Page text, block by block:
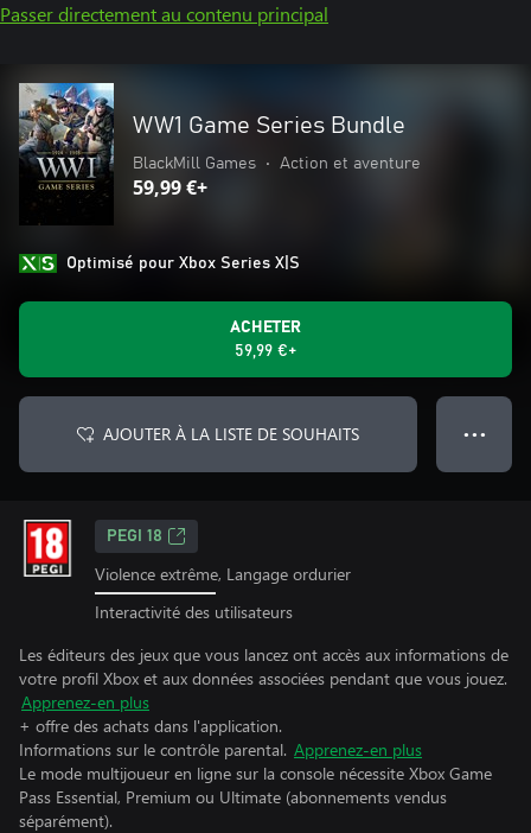
Passer directement au contenu principal
WW1 Game Series Bundle
BlackMill Games • Action et aventure
59,99 €+
Optimisé pour Xbox Series X|S
ACHETER
59,99 €+
AJOUTER À LA LISTE DE SOUHAITS ● ● ●
PEGI 18
Violence extrême, Langage ordurier
Interactivité des utilisateurs
Les éditeurs des jeux que vous lancez ont accès aux informations de
votre profil Xbox et aux données associées pendant que vous jouez.
Apprenez-en plus
+ offre des achats dans l'application.
Informations sur le contrôle parental. Apprenez-en plus
Le mode multijoueur en ligne sur la console nécessite Xbox Game
Pass Essential, Premium ou Ultimate (abonnements vendus
séparément).